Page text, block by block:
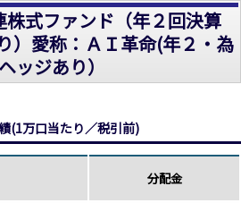
株式ファンド（年２回決算
）愛称：ＡＩ革命(年２・為
ッジあり）
(1万口当たり／税引前)
分配金